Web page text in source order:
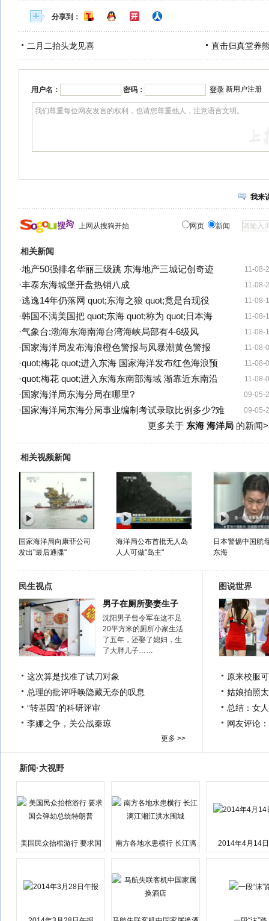
分享到：
二月二抬头龙见喜 直击归真堂养
用户名： 密码： 新用户注册
我来
上网从搜狗开始 网页 新闻
相关新闻
11-08-
·地产50强排名华丽三级跳 东海地产三城记创奇迹
11-08-
·丰泰东海城堡开盘热销八成
11-08-
·逃逸14年仍落网 quot;东海之狼 quot;竟是台现役
11-08-
·韩国不满美国把 quot;东海 quot;称为 quot;日本海
11-08-
·气象台:渤海东海南海台湾海峡局部有4-6级风
11-08-
· 国家海洋局发布海浪橙色警报与风暴潮黄色警报
11-08-
·quot;梅花 quot;进入东海 国家海洋发布红色海浪预
11-08-
·quot;梅花 quot;进入东海东南部海域 渐靠近东南沿
09-05-
· 国家海洋局东海分局在哪里?
09-05-
· 国家海洋局东海分局事业编制考试录取比例多少?难
更多关于 东海 海洋局的新闻
相关视频新闻
国家海洋局向康菲公司
发出"最后通牒"
海洋局公布首批无人岛
人人可做"岛主"
日本警惕中国航
东海
民生视点
男子在厕所娶妻生子
沈阳男子曾令军在这不足
20平方米的厕所小家生活
了五年，还娶了媳妇，生
了大胖儿子……
这次算是找准了试刀对象
总理的批评呼唤隐藏无奈的叹息
“转基因”的科研评审
李娜之争，关公战秦琼
更多 >>
图说世界
原来校服
姑娘拍照
总结：女
网友评论
新闻·大视野
美国民众抬棺游行 要求国
南方各地水患横行 长江漓
2014年4月14